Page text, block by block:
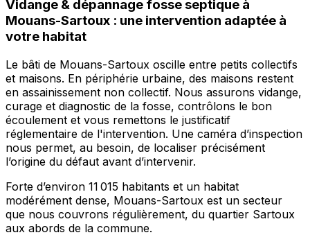
Vidange & dépannage fosse septique à
Mouans-Sartoux : une intervention adaptée à
votre habitat
Le bâti de Mouans-Sartoux oscille entre petits collectifs
et maisons. En périphérie urbaine, des maisons restent
en assainissement non collectif. Nous assurons vidange,
curage et diagnostic de la fosse, contrôlons le bon
écoulement et vous remettons le justificatif
réglementaire de l'intervention. Une caméra d’inspection
nous permet, au besoin, de localiser précisément
l’origine du défaut avant d’intervenir.
Forte d’environ 11 015 habitants et un habitat
modérément dense, Mouans-Sartoux est un secteur
que nous couvrons régulièrement, du quartier Sartoux
aux abords de la commune.